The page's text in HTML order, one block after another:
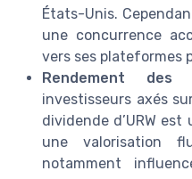
États-Unis.
une concurrence
vers ses plateformes
Rendement des
investisseurs axés
dividende d’URW
une valorisation
notamment